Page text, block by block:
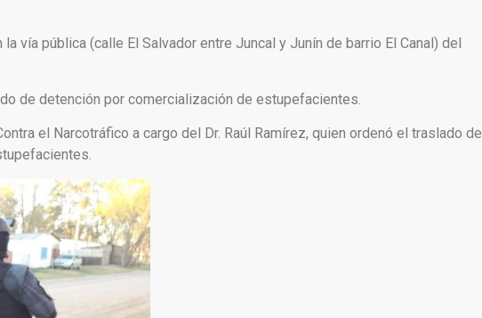
vía pública (calle El Salvador entre Juncal y Junín de barrio El Canal) del
de detención por comercialización de estupefacientes.
el Narcotráfico a cargo del Dr. Raúl Ramírez, quien ordenó el traslado del